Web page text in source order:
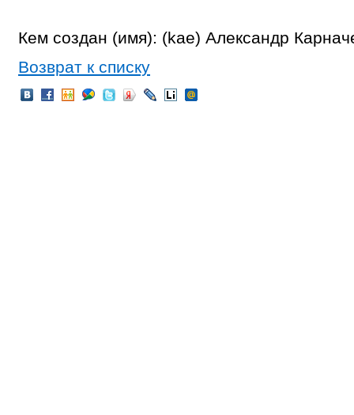
Кем создан (имя): (kae) Александр
Возврат к списку